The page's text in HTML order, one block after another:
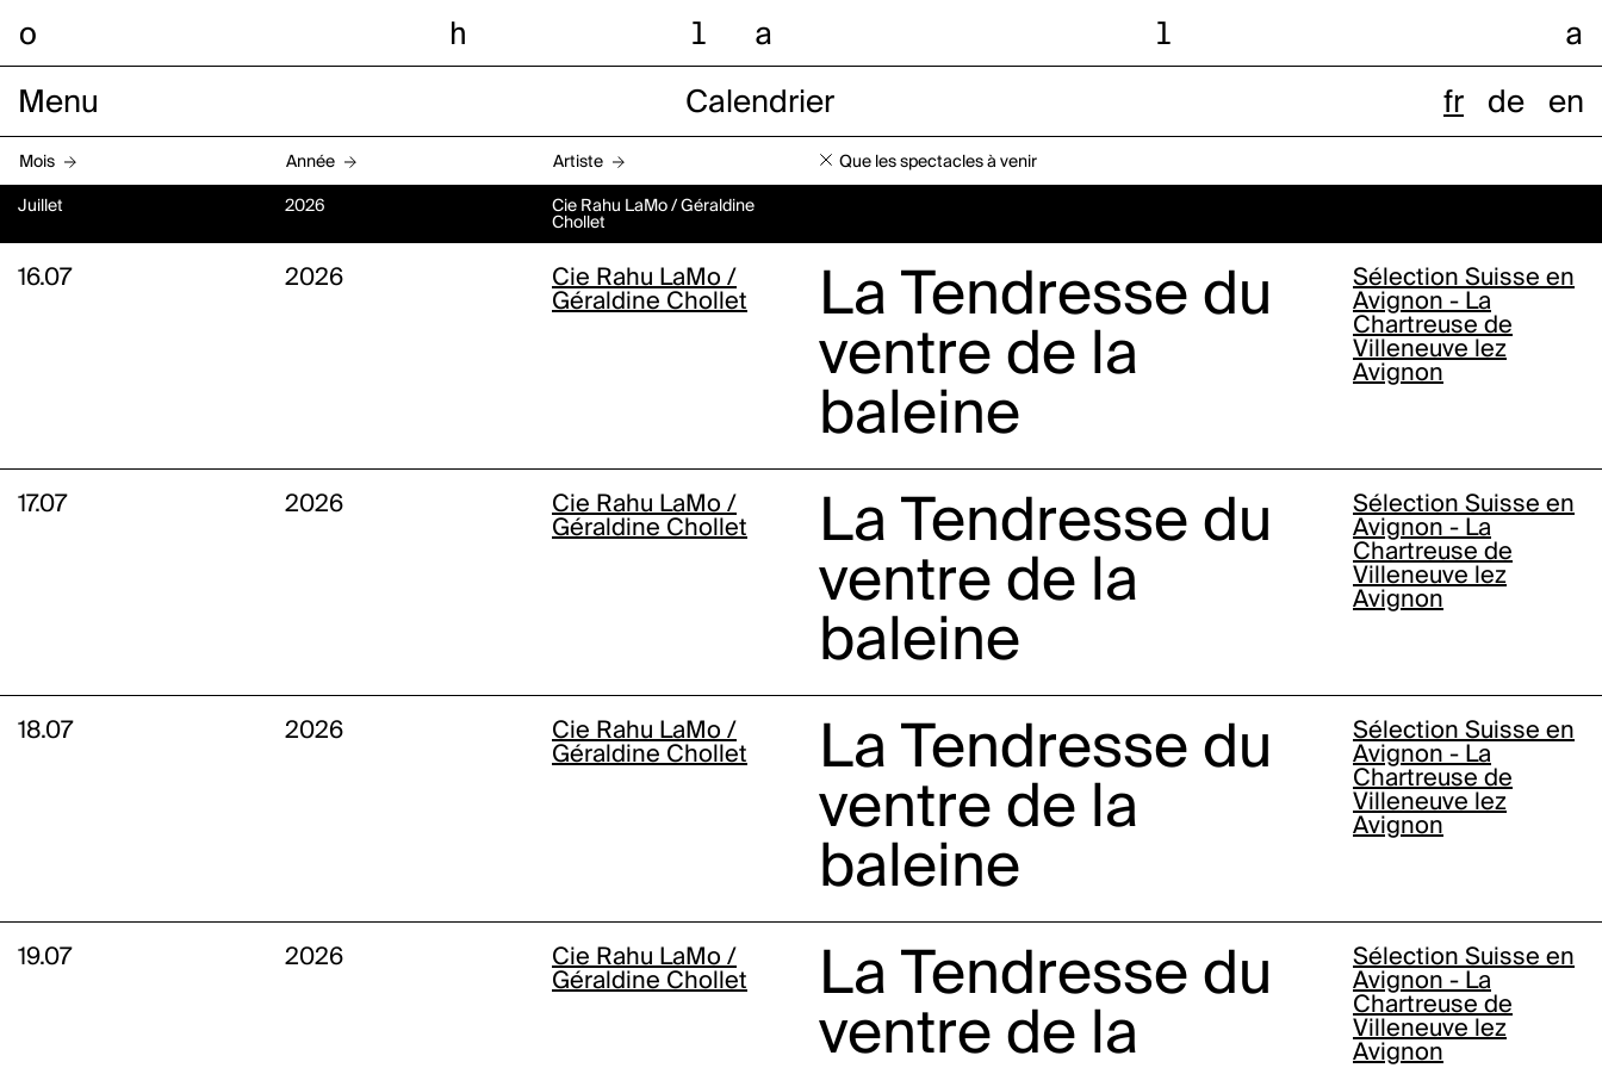
o h l a l a
Menu Calendrier fr de en
Mois Année Artiste Que les spectacles à venir
Juillet 2026
Cie Rahu LaMo / Géraldine
Chollet
16.07 2026
Cie Rahu LaMo /
Géraldine Chollet
La Tendresse du
ventre de la
baleine
Sélection Suisse en
Avignon - La
Chartreuse de
Villeneuve lez
Avignon
17.07 2026
Cie Rahu LaMo /
Géraldine Chollet
La Tendresse du
ventre de la
baleine
Sélection Suisse en
Avignon - La
Chartreuse de
Villeneuve lez
Avignon
18.07 2026
Cie Rahu LaMo /
Géraldine Chollet
La Tendresse du
ventre de la
baleine
Sélection Suisse en
Avignon - La
Chartreuse de
Villeneuve lez
Avignon
19.07 2026
Cie Rahu LaMo /
Géraldine Chollet
La Tendresse du
ventre de la
Sélection Suisse en
Avignon - La
Chartreuse de
Villeneuve lez
Avignon